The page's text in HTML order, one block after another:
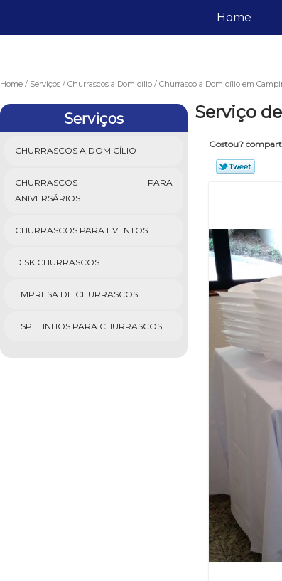
Home
Home Serviços Churrascos a Domicílio Churrasco a Domicílio em
Serviços
CHURRASCOS A DOMICÍLIO
CHURRASCOS PARA
ANIVERSÁRIOS
CHURRASCOS PARA EVENTOS
DISK CHURRASCOS
EMPRESA DE CHURRASCOS
ESPETINHOS PARA CHURRASCOS
Serviço
Gostou?